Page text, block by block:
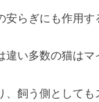
安らぎにも作用す
違い多数の猫はマ
、飼う側として